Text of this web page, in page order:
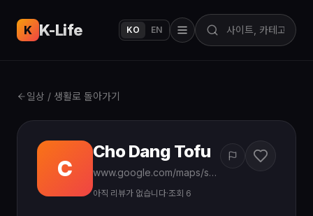
K K-Life KO EN
일상 / 생활로 돌아가기
C
Cho Dang Tofu
www.google.com/maps/search/?api=1&query=Cho%20Dang%20Tofu%20Bellevue%20WA
아직 리뷰가 없습니다·조회 6